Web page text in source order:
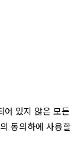
어 있지 않은 모든
동의하에 사용할